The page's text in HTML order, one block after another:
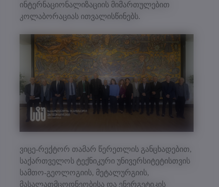
ინტერნაციონალიზაციის მიმართულებით
კოლაბორაციას ითვალისწინებს.
ვიცე-რექტორ თამარ წერეთლის განცხადებით,
საქართველოს ტექნიკური უნივერსიტეტისთვის
სამთო-გეოლოგიის, მეტალურგიის,
მასალათმცოდნეობისა და ენერგეტიკის